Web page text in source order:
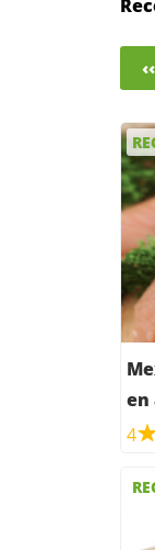
‹‹
en
4